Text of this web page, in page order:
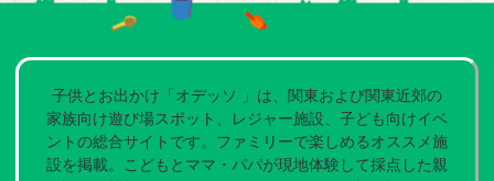
子供とお出かけ「オデッソ 」は、関東および関東近郊の
家族向け遊び場スポット、レジャー施設、子ども向けイベ
ントの総合サイトです。ファミリーで楽しめるオススメ施
設を掲載。こどもとママ・パパが現地体験して採点した親